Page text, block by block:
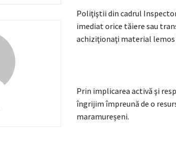
Poliţiştii din cadrul
imediat orice tăiere sau
achiziţionaţi material lemos
Prin implicarea activă şi
îngrijim împreună de o
maramureșeni.